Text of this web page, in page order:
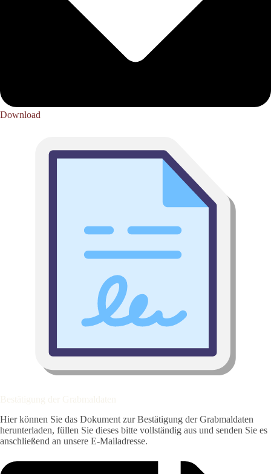
Download
Hier können Sie das Dokument zur Bestätigung der Grabmaldaten
herunterladen, füllen Sie dieses bitte vollständig aus und senden Sie es
anschließend an unsere E-Mailadresse.